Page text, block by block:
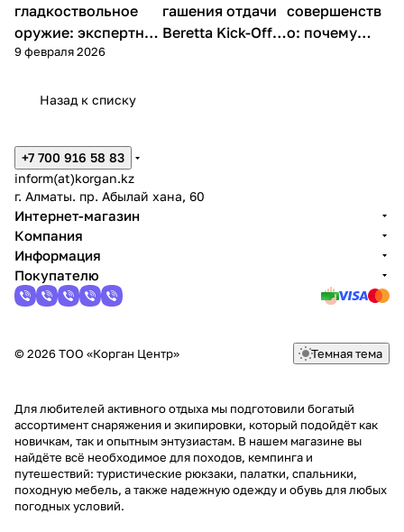
гладкоствольное
оружие: экспертное
руководство по
2026 году
9 февраля 2026
гашения отдачи
Beretta Kick-Off и
совершенств
о: почему
Назад к списку
+7 700 916 58 83
inform(at)korgan.kz
г. Алматы. пр. Абылай хана, 60
Интернет-магазин
Компания
Информация
Покупателю
© 2026 ТОО «Корган Центр» Темная тема
Для любителей активного отдыха мы подготовили богатый
ассортимент снаряжения и экипировки, который подойдёт как
новичкам, так и опытным энтузиастам. В нашем магазине вы
найдёте всё необходимое для походов, кемпинга и
путешествий: туристические рюкзаки, палатки, спальники,
походную мебель, а также надежную одежду и обувь для любых
погодных условий.